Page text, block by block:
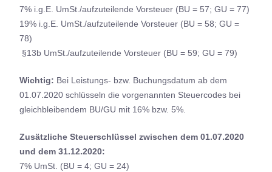
7% i.g.E. UmSt./aufzuteilende Vorsteuer (BU = 57; GU = 77)
19% i.g.E. UmSt./aufzuteilende Vorsteuer (BU = 58; GU =
78)
§13b UmSt./aufzuteilende Vorsteuer (BU = 59; GU = 79)
Wichtig: Bei Leistungs- bzw. Buchungsdatum ab dem
01.07.2020 schlüsseln die vorgenannten Steuercodes bei
gleichbleibendem BU/GU mit 16% bzw. 5%.
Zusätzliche Steuerschlüssel zwischen dem 01.07.2020
und dem 31.12.2020:
7% UmSt. (BU = 4; GU = 24)